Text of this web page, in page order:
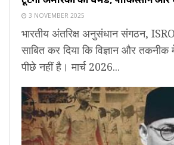
3 NOVEMBER 2025
भारतीय अंतरिक्ष अनुसंधान संगठन,
साबित कर दिया कि विज्ञान और
पीछे नहीं है। मार्च 2026...